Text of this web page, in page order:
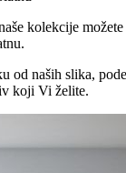
kolekcije
od naših slika,
koji Vi želite.